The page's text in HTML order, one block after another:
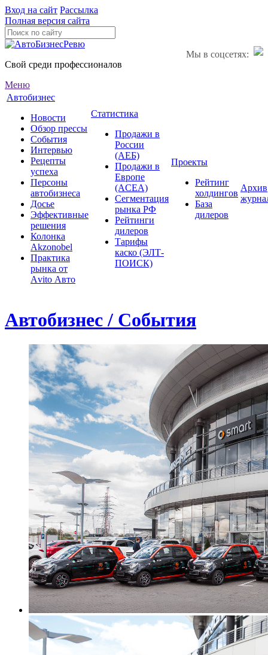
Вход на сайт Рассылка
Полная версия сайта
Мы в соцсетях:
Свой среди профессионалов
Меню
Автобизнес
Новости
Обзор прессы
События
Интервью
Рецепты
успеха
Персоны
автобизнеса
Досье
Эффективные
решения
Колонка
Akzonobel
Практика
рынка от
Аvito Авто
Статистика
Продажи в
России
(АЕБ)
Продажи в
Европе
(ACEA)
Сегментация
рынка РФ
Рейтинги
дилеров
Тарифы
каско (ЭЛТ-
ПОИСК)
Проекты
Рейтинг
холдингов
База
дилеров
Архив
Автобизнес / События